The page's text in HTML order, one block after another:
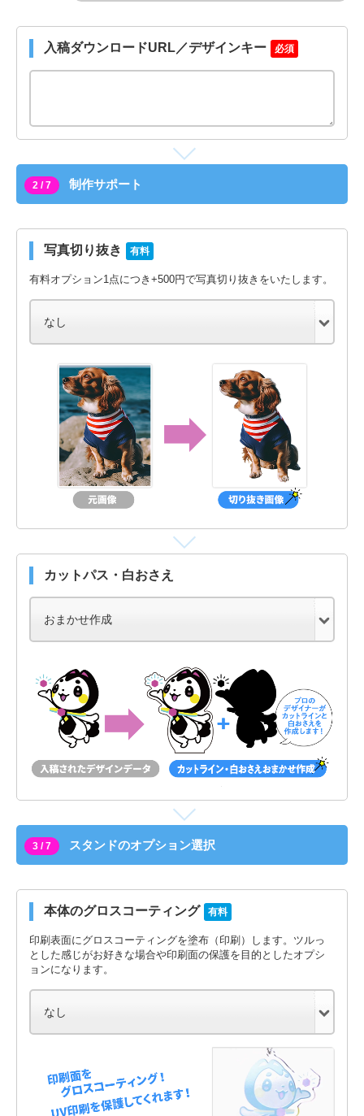
入稿ダウンロードURL／デザインキー 必須
2 / 7 制作サポート
写真切り抜き 有料
有料オプション1点につき+500円で写真切り抜きをいたします。
カットパス・白おさえ
3 / 7 スタンドのオプション選択
本体のグロスコーティング 有料
印刷表面にグロスコーティングを塗布（印刷）します。ツルっ
とした感じがお好きな場合や印刷面の保護を目的としたオプシ
ョンになります。